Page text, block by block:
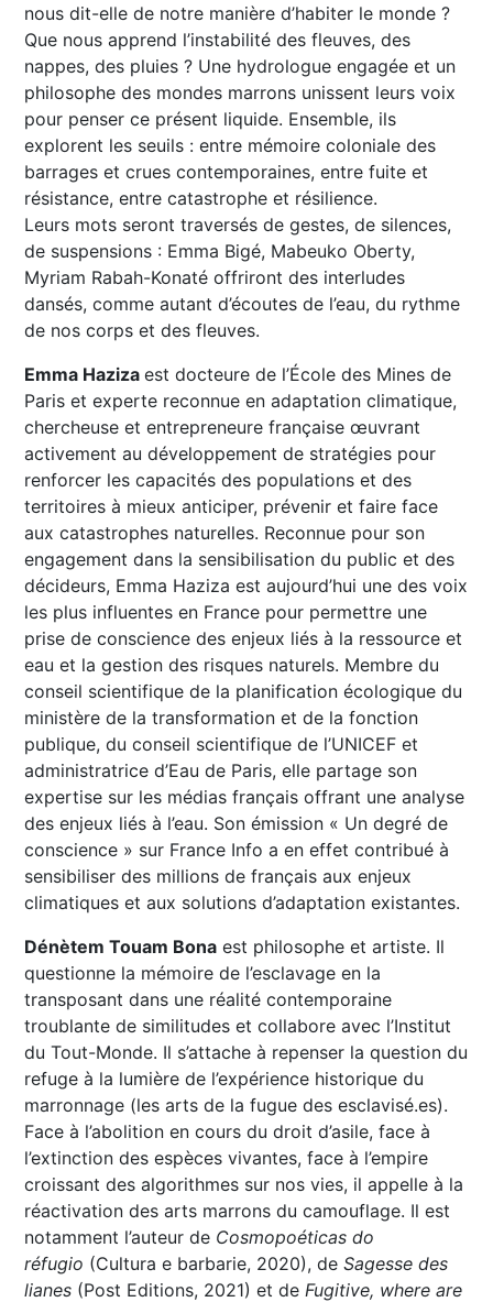
nous dit-elle de notre manière d’habiter le monde ?
Que nous apprend l’instabilité des fleuves, des
nappes, des pluies ? Une hydrologue engagée et un
philosophe des mondes marrons unissent leurs voix
pour penser ce présent liquide. Ensemble, ils
explorent les seuils : entre mémoire coloniale des
barrages et crues contemporaines, entre fuite et
résistance, entre catastrophe et résilience.
Leurs mots seront traversés de gestes, de silences,
de suspensions : Emma Bigé, Mabeuko Oberty,
Myriam Rabah-Konaté offriront des interludes
dansés, comme autant d’écoutes de l’eau, du rythme
de nos corps et des fleuves.
Emma Hazizaest docteure de l’École des Mines de
Paris et experte reconnue en adaptation climatique,
chercheuse et entrepreneure française œuvrant
activement au développement de stratégies pour
renforcer les capacités des populations et des
territoires à mieux anticiper, prévenir et faire face
aux catastrophes naturelles. Reconnue pour son
engagement dans la sensibilisation du public et des
décideurs, Emma Haziza est aujourd’hui une des voix
les plus influentes en France pour permettre une
prise de conscience des enjeux liés à la ressource et
eau et la gestion des risques naturels. Membre du
conseil scientifique de la planification écologique du
ministère de la transformation et de la fonction
publique, du conseil scientifique de l’UNICEF et
administratrice d’Eau de Paris, elle partage son
expertise sur les médias français offrant une analyse
des enjeux liés à l’eau. Son émission « Un degré de
conscience » sur France Info a en effet contribué à
sensibiliser des millions de français aux enjeux
climatiques et aux solutions d’adaptation existantes.
Dénètem Touam Bona est philosophe et artiste. Il
questionne la mémoire de l’esclavage en la
transposant dans une réalité contemporaine
troublante de similitudes et collabore avec l’Institut
du Tout-Monde. Il s’attache à repenser la question du
refuge à la lumière de l’expérience historique du
marronnage (les arts de la fugue des esclavisé.es).
Face à l’abolition en cours du droit d’asile, face à
l’extinction des espèces vivantes, face à l’empire
croissant des algorithmes sur nos vies, il appelle à la
réactivation des arts marrons du camouflage. Il est
notamment l’auteur de Cosmopoéticas do
réfugio (Cultura e barbarie, 2020), deSagesse des
lianes (Post Editions, 2021) et de Fugitive, where are